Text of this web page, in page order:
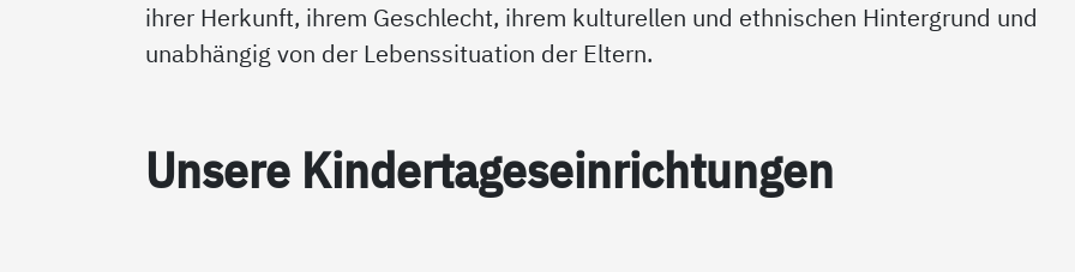
ihrer Herkunft, ihrem Geschlecht, ihrem kulturellen und ethnischen Hintergrund und
unabhängig von der Lebenssituation der Eltern.
Un­se­re Kin­der­ta­ge­s­ein­rich­tun­gen